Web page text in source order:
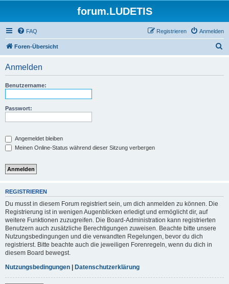
forum.LUDETIS
FAQ Anmelden
Registrieren
Foren-Übersicht
Anmelden
Benutzername:
Passwort:
Angemeldet bleiben
Meinen Online-Status während dieser Sitzung verbergen
REGISTRIEREN
Du musst in diesem Forum registriert sein, um dich anmelden zu können. Die
Registrierung ist in wenigen Augenblicken erledigt und ermöglicht dir, auf
weitere Funktionen zuzugreifen. Die Board-Administration kann registrierten
Benutzern auch zusätzliche Berechtigungen zuweisen. Beachte bitte unsere
Nutzungsbedingungen und die verwandten Regelungen, bevor du dich
registrierst. Bitte beachte auch die jeweiligen Forenregeln, wenn du dich in
diesem Board bewegst.
Nutzungsbedingungen | Datenschutzerklärung